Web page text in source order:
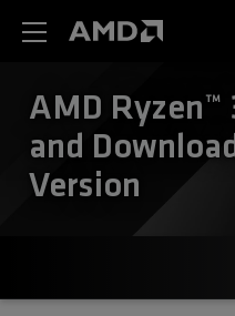
AMD Ryzen™
and
Version